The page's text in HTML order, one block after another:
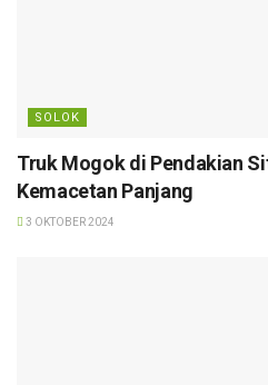
SOLOK
Truk Mogok di Pendakian
Kemacetan Panjang
3 OKTOBER 2024